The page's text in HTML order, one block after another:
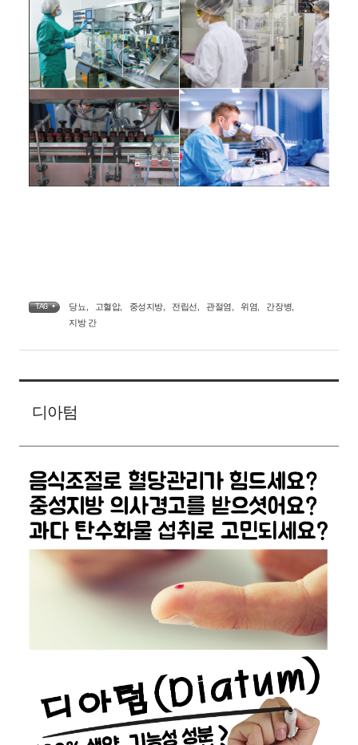
TAG • 당뇨 고혈압, 중성지방, 전립선 관절염 위염 간장병
지방 간
디아텀